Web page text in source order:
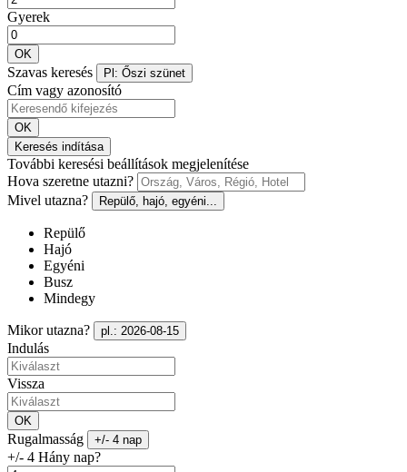
Gyerek
OK
Szavas keresés Pl: Őszi szünet
Cím vagy azonosító
OK
Keresés indítása
További keresési beállítások megjelenítése
Hova szeretne utazni?
Mivel utazna?
Repülő, hajó, egyéni...
Repülő
Hajó
Egyéni
Busz
Mindegy
Mikor utazna? pl.: 2026-08-15
Indulás
Vissza
OK
Rugalmasság +/- 4 nap
+/- 4 Hány nap?